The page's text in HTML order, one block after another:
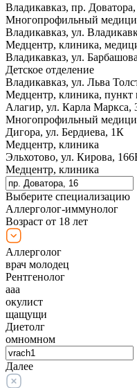
Владикавказ, пр.
Многопрофильный
Владикавказ, ул.
Медцентр, клиника,
Владикавказ, ул.
Детское отделение
Владикавказ, ул. Льва
Медцентр, клиника, пункт
Алагир, ул. Карла Маркса,
Многопрофильный
Дигора, ул. Бердиева, 1К
Медцентр, клиника
Эльхотово, ул. Кирова,
Медцентр, клиника
Выберите специализацию
Аллерголог-иммунолог
Возраст от 18 лет
Аллерголог
врач молодец
Рентгенолог
ааа
окулист
щащущи
Диетолг
омномном
Далее